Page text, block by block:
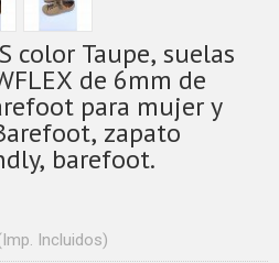
color Taupe, suelas
de 6mm de
para mujer y
zapato
barefoot.
Incluidos)